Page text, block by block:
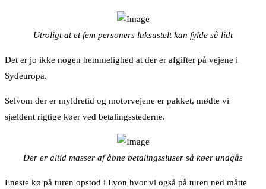
Utroligt at et fem personers luksustelt kan fylde så lidt
Det er jo ikke nogen hemmelighed at der er afgifter på vejene i
Sydeuropa.
Selvom der er myldretid og motorvejene er pakket, mødte vi
sjældent rigtige køer ved betalingsstederne.
Der er altid masser af åbne betalingssluser så køer undgås
Eneste kø på turen opstod i Lyon hvor vi også på turen ned måtte